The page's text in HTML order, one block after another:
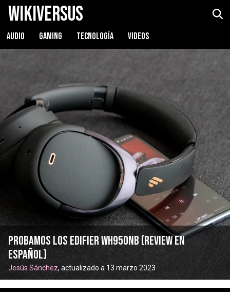
WikiVersus
AUDIO GAMING TECNOLOGÍA VIDEOS
Probamos los Edifier WH950NB (review en
español)
Jesús Sánchez, actualizado a 13 marzo 2023
Edifier WH950NB Ver precio